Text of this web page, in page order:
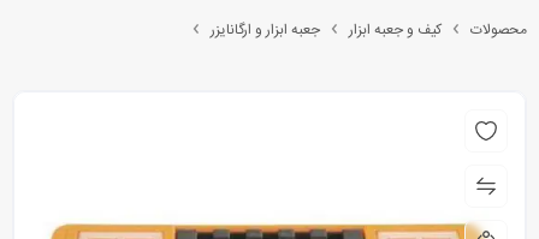
محصولات کیف و جعبه ابزار جعبه ابزار و ارگانایزر